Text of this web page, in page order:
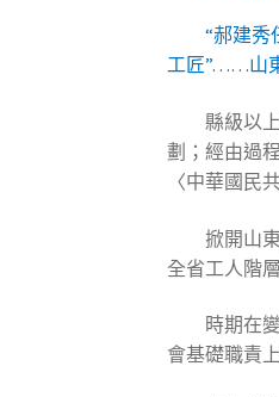
“郝建秀
工匠”……山
縣級以
劃；經由過
〈中華國民
掀開山
全省工人階
時期在
會基礎職責